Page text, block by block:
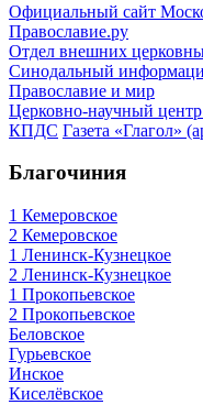
Официальный сайт
Православие.ру
Отдел внешних
Синодальный
Православие и мир
Церковно-научный
КПДС Газета «Глагол»
Благочиния
1 Кемеровское
2 Кемеровское
1 Ленинск-Кузнецкое
2 Ленинск-Кузнецкое
1 Прокопьевское
2 Прокопьевское
Беловское
Гурьевское
Инское
Киселёвское